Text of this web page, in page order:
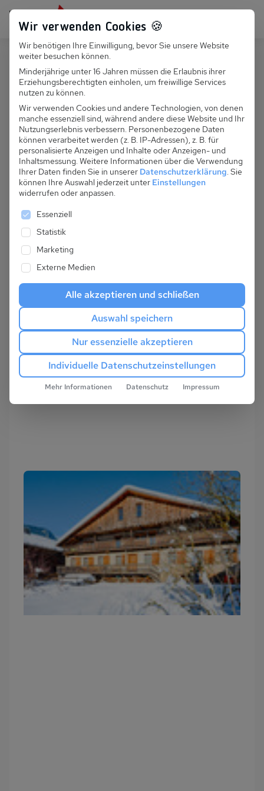
Persönlich für dich da: +49 251 899 050
Suchfeld
Suchen
F 017.016 - Chalet Le Detour
Wir verwenden Cookies 🍪
Wir benötigen Ihre Einwilligung, bevor Sie unsere Website
weiter besuchen können.
Minderjährige unter 16 Jahren müssen die Erlaubnis ihrer
Erziehungsberechtigten einholen, um freiwillige Services
nutzen zu können.
Wir verwenden Cookies und andere Technologien, von denen
manche essenziell sind, während andere diese Website und Ihr
Nutzungserlebnis verbessern. Personenbezogene Daten
können verarbeitet werden (z. B. IP-Adressen), z. B. für
personalisierte Anzeigen und Inhalte oder Anzeigen- und
Inhaltsmessung. Weitere Informationen über die Verwendung
Ihrer Daten finden Sie in unserer Datenschutzerklärung. Sie
können Ihre Auswahl jederzeit unter Einstellungen
widerrufen oder anpassen.
Es folgt eine Liste der Service-Gruppen, für die
Essenziell
Statistik
Marketing
Externe Medien
Alle akzeptieren und schließen
Auswahl speichern
Nur essenzielle akzeptieren
Individuelle Datenschutzeinstellungen
Mehr Informationen Datenschutz Impressum